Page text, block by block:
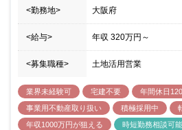
<勤務地> 大阪府
<給与> 年収 320万円 ～
<募集職種> 土地活用営業
業界未経験可 宅建不要
年間休日
事業用不動産取り扱い
積極採用中
年収1000万円が狙える
時短勤務相談可能